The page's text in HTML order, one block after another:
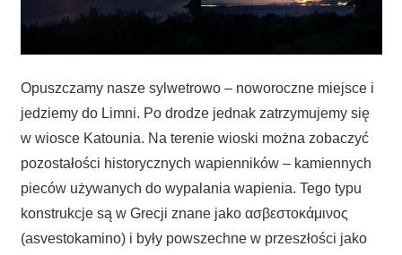
Opuszczamy nasze sylwetrowo – noworoczne miejsce i
jedziemy do Limni. Po drodze jednak zatrzymujemy się
w wiosce Katounia. Na terenie wioski można zobaczyć
pozostałości historycznych wapienników – kamiennych
pieców używanych do wypalania wapienia. Tego typu
konstrukcje są w Grecji znane jako ασβεστοκάμινος
(asvestokamino) i były powszechne w przeszłości jako